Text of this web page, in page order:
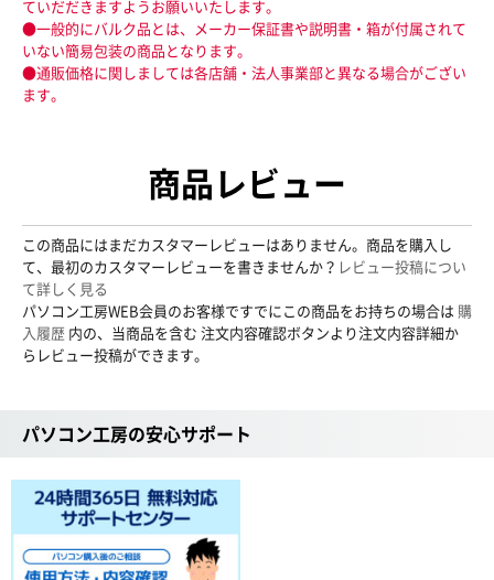
ていだだきますようお願いいたします。
●一般的にバルク品とは、メーカー保証書や説明書・箱が付属されて
いない簡易包装の商品となります。
●通販価格に関しましては各店舗・法人事業部と異なる場合がござい
ます。
商品レビュー
この商品にはまだカスタマーレビューはありません。商品を購入し
て、最初のカスタマーレビューを書きませんか？ レビュー投稿につい
て詳しく見る
パソコン工房WEB会員のお客様ですでにこの商品をお持ちの場合は 購
入履歴 内の、当商品を含む 注文内容確認ボタンより注文内容詳細か
らレビュー投稿ができます。
パソコン工房の安心サポート